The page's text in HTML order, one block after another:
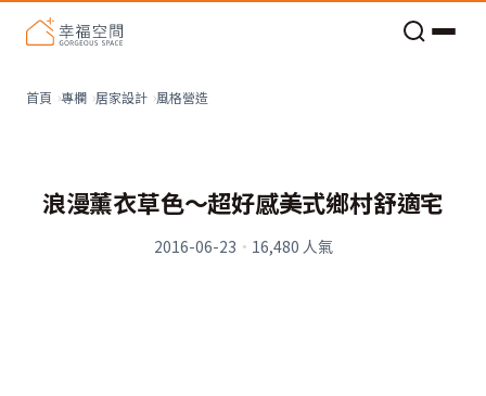
首頁 專欄 居家設計 風格營造
浪漫薰衣草色～超好感美式鄉村舒適宅
2016-06-23 · 16,480 人氣